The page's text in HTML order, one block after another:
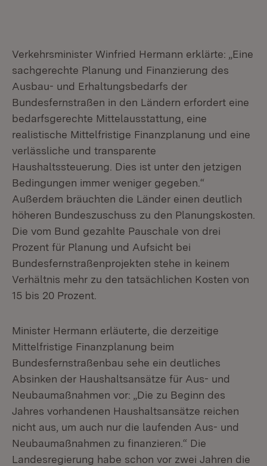
Verkehrsminister Winfried Hermann erklärte: „Eine
sachgerechte Planung und Finanzierung des
Ausbau- und Erhaltungsbedarfs der
Bundesfernstraßen in den Ländern erfordert eine
bedarfsgerechte Mittelausstattung, eine
realistische Mittelfristige Finanzplanung und eine
verlässliche und transparente
Haushaltssteuerung. Dies ist unter den jetzigen
Bedingungen immer weniger gegeben.“
Außerdem bräuchten die Länder einen deutlich
höheren Bundeszuschuss zu den Planungskosten.
Die vom Bund gezahlte Pauschale von drei
Prozent für Planung und Aufsicht bei
Bundesfernstraßenprojekten stehe in keinem
Verhältnis mehr zu den tatsächlichen Kosten von
15 bis 20 Prozent.
Minister Hermann erläuterte, die derzeitige
Mittelfristige Finanzplanung beim
Bundesfernstraßenbau sehe ein deutliches
Absinken der Haushaltsansätze für Aus- und
Neubaumaßnahmen vor: „Die zu Beginn des
Jahres vorhandenen Haushaltsansätze reichen
nicht aus, um auch nur die laufenden Aus- und
Neubaumaßnahmen zu finanzieren.“ Die
Landesregierung habe schon vor zwei Jahren die